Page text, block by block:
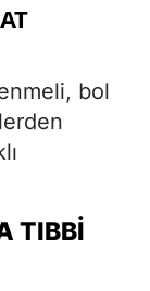
bol
TIBBI